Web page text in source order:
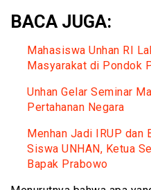
BACA JUGA:
Mahasiswa Unhan RI
Masyarakat di Pondok
Unhan Gelar Seminar
Pertahanan Negara
Menhan Jadi IRUP dan
Siswa UNHAN, Ketua
Bapak Prabowo